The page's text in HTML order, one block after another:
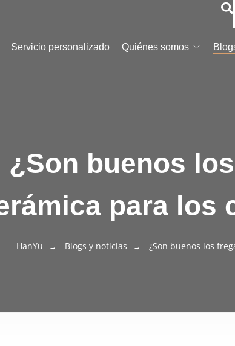
Servicio personalizado Quiénes somos
¿Son buenos
para los
HanYu Blogs y noticias ¿Son buenos los